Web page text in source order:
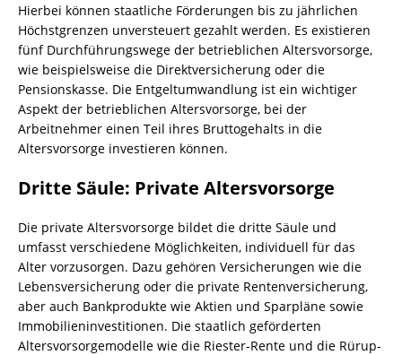
Hierbei können staatliche Förderungen bis zu jährlichen
Höchstgrenzen unversteuert gezahlt werden. Es existieren
fünf Durchführungswege der betrieblichen Altersvorsorge,
wie beispielsweise die Direktversicherung oder die
Pensionskasse. Die Entgeltumwandlung ist ein wichtiger
Aspekt der betrieblichen Altersvorsorge, bei der
Arbeitnehmer einen Teil ihres Bruttogehalts in die
Altersvorsorge investieren können.
Dritte Säule: Private Altersvorsorge
Die private Altersvorsorge bildet die dritte Säule und
umfasst verschiedene Möglichkeiten, individuell für das
Alter vorzusorgen. Dazu gehören Versicherungen wie die
Lebensversicherung oder die private Rentenversicherung,
aber auch Bankprodukte wie Aktien und Sparpläne sowie
Immobilieninvestitionen. Die staatlich geförderten
Altersvorsorgemodelle wie die Riester-Rente und die Rürup-